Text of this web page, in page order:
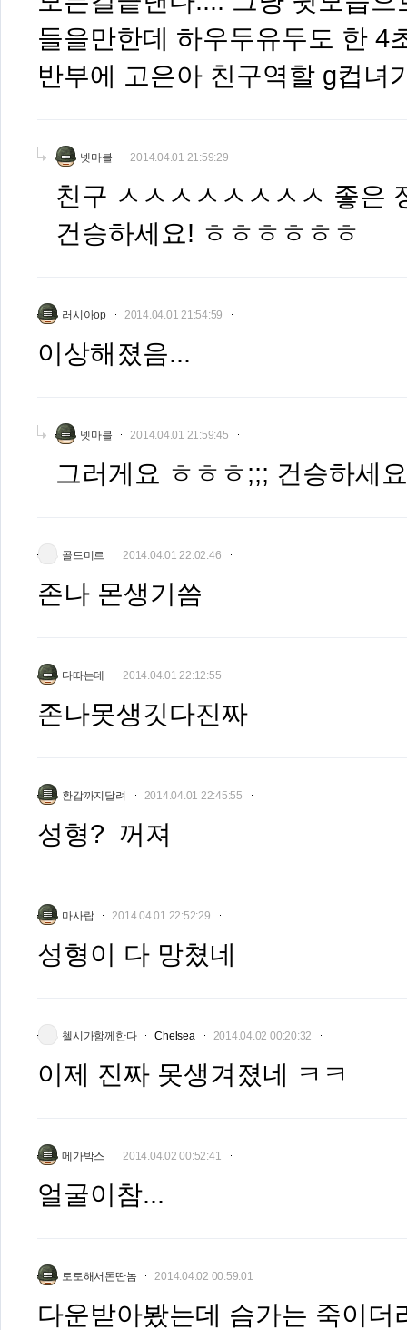
들을만한데 하우두유두도 한 4
반부에 고은아 친구역할 g컵녀
넷마블 2014.04.01 21:59:29
친구 ㅅㅅㅅㅅㅅㅅㅅㅅ 좋은
건승하세요! ㅎㅎㅎㅎㅎㅎ
러시아op 2014.04.01 21:54:59
이상해졌음...
넷마블 2014.04.01 21:59:45
그러게요 ㅎㅎㅎ;;; 건승하세
골드미르 2014.04.01 22:02:46
존나 몬생기씀
다따는데 2014.04.01 22:12:55
존나못생깃다진짜
환갑까지달려 2014.04.01 22:45:55
성형? 꺼져
마사랍 2014.04.01 22:52:29
성형이 다 망쳤네
첼시가함께한다 Chelsea 2014.04.02 00:20:32
이제 진짜 못생겨졌네 ㅋㅋ
메가박스 2014.04.02 00:52:41
얼굴이참...
토토해서돈딴놈 2014.04.02 00:59:01
다운받아봤는데 슴가는 죽이더